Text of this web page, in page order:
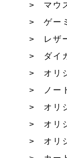
マウ
ゲー
レザ
ダイ
オリ
ノー
オリ
オリ
オリ